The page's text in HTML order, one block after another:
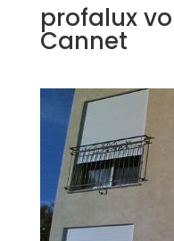
profalux
Cannet